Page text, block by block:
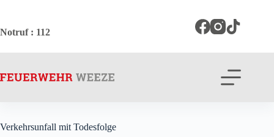
springen
Notruf: 112
Verkehrsunfall mit Todesfolge